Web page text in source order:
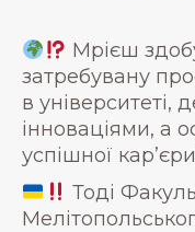
Мрієш
затребувану
в університеті,
інноваціями, а
успішної
Тоді